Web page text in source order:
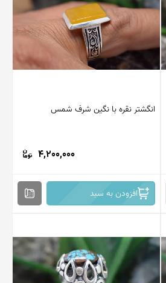
انگشتر نقره با نگین شرف شمس
4,200,000
افزودن به سبد